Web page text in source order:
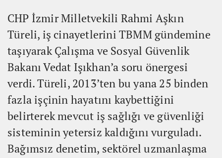
CHP İzmir Milletvekili Rahmi Aşkın
Türeli, iş cinayetlerini TBMM gündemine
taşıyarak Çalışma ve Sosyal Güvenlik
Bakanı Vedat Işıkhan’a soru önergesi
verdi. Türeli, 2013’ten bu yana 25 binden
fazla işçinin hayatını kaybettiğini
belirterek mevcut iş sağlığı ve güvenliği
sisteminin yetersiz kaldığını vurguladı.
Bağımsız denetim, sektörel uzmanlaşma